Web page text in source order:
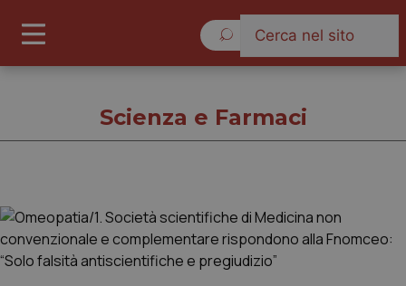
Cronache
Scienza e Farmaci